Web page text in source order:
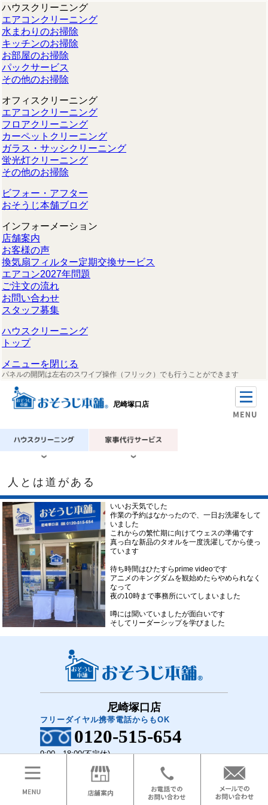
ハウスクリーニング
エアコンクリーニング
水まわりのお掃除
キッチンのお掃除
お部屋のお掃除
パックサービス
その他のお掃除
オフィスクリーニング
エアコンクリーニング
フロアクリーニング
カーペットクリーニング
ガラス・サッシクリーニング
蛍光灯クリーニング
その他のお掃除
ビフォー・アフター
おそうじ本舗ブログ
インフォーメーション
店舗案内
お客様の声
換気扇フィルター定期交換サービス
エアコン2027年問題
ご注文の流れ
お問い合わせ
スタッフ募集
ハウスクリーニング
トップ
メニューを閉じる
パネルの開閉は左右のスワイプ操作（フリック）でも行うことができます
尼崎塚口店
人とは道がある
いいお天気でした
作業の予約はなかったので、一日お洗濯をして
いました
これからの繁忙期に向けてウェスの準備です
真っ白な新品のタオルを一度洗濯してから使っ
ています
待ち時間はひたすらprime videoです
アニメのキングダムを観始めたらやめられなく
なって
夜の10時まで事務所にいてしまいました
噂には聞いていましたが面白いです
そしてリーダーシップを学びました
尼崎塚口店
フリーダイヤル携帯電話からもOK
0120-515-654
9:00～18:00(不定休)
COPYRIGHT(C)2018 おそうじ本舗 尼崎塚口店 All Rights Reserved.
お問い合わせ